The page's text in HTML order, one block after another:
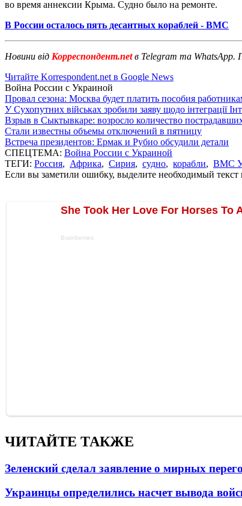
во время аннексии Крыма. Судно было на ремонте.
В России осталось пять десантных кораблей - ВМС
Новини від Корреспондент.netв Telegram та WhatsApp.
Читайте Korrespondent.net в Google News
Война России с Украиной
Провал сезона: Москва будет платить пособия
У Сухопутних військах зробили заяву щодо інтеграції
Взрыв в Сыктывкаре: возросло количество
Стали известны объемы отключений в пятницу
Встреча президентов: Ермак и Рубио обсудили детали
СПЕЦТЕМА: Война России с Украиной
ТЕГИ: Россия, Африка, Сирия, судно, корабли, ВМС
Если вы заметили ошибку, выделите необходимый
ЧИТАЙТЕ ТАКЖЕ
Зеленский сделал заявление о мирных
Украинцы определились насчет вывода